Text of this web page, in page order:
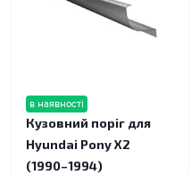
в наявності
Кузовний поріг для
Hyundai Pony X2
(1990–1994)